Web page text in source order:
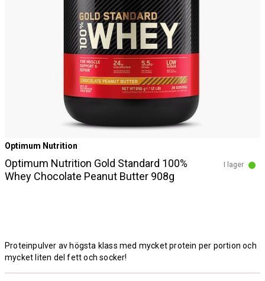
Optimum Nutrition
Optimum Nutrition Gold Standard 100%
Whey Chocolate Peanut Butter 908g
I lager
Proteinpulver av högsta klass med mycket protein per portion och
mycket liten del fett och socker!